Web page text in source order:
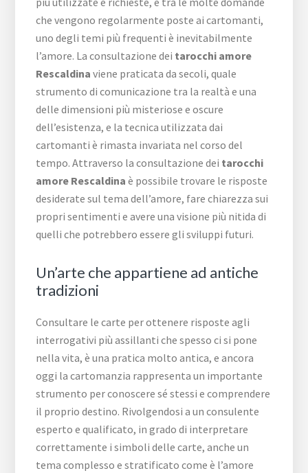
che vengono regolarmente poste ai cartomanti,
uno degli temi più frequenti è inevitabilmente
l’amore. La consultazione dei tarocchi amore
Rescaldina viene praticata da secoli, quale
strumento di comunicazione tra la realtà e una
delle dimensioni più misteriose e oscure
dell’esistenza, e la tecnica utilizzata dai
cartomanti è rimasta invariata nel corso del
tempo. Attraverso la consultazione dei tarocchi
amore Rescaldina è possibile trovare le risposte
desiderate sul tema dell’amore, fare chiarezza sui
propri sentimenti e avere una visione più nitida di
quelli che potrebbero essere gli sviluppi futuri.
Un’arte che appartiene ad antiche
tradizioni
Consultare le carte per ottenere risposte agli
interrogativi più assillanti che spesso ci si pone
nella vita, è una pratica molto antica, e ancora
oggi la cartomanzia rappresenta un importante
strumento per conoscere sé stessi e comprendere
il proprio destino. Rivolgendosi a un consulente
esperto e qualificato, in grado di interpretare
correttamente i simboli delle carte, anche un
tema complesso e stratificato come è l’amore